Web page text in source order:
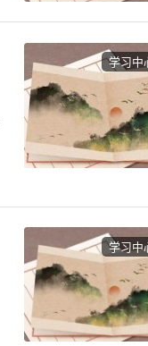
学习中
学习中